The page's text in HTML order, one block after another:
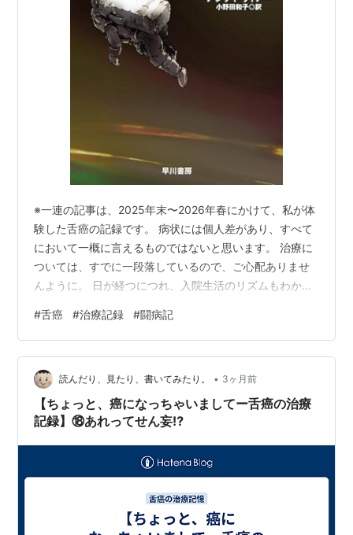
※一連の記事は、2025年末〜2026年春にかけて、私が体
験した舌癌の記録です。 病状には個人差があり、すべて
において一概に言えるものではないと思います。 治療に
ついては、すでに一段落しているので、ご心配ありませ
んように。 日が経つにつれ、入院生活のリズムもわかっ
＜1日のスケジュールは大体こんな感じ＞ 6時 検温、のあ
とまた少し寝る 7時 朝ごはん 9時 診察 病棟内をぐるぐる
散歩、屋上に上がってラジオ体操と発声練習 （以下、時
間がある時は本を読んだり映画を見る） 12時 お昼ご飯
13時 リハビリ 14時 口腔ケア 15時 面会 17時…
#舌癌 #治療記録 #闘病記
読んだり、見たり、書いてみたり。 • 3ヶ月前
【ちょっと、癌になっちゃいましてー舌癌の治療
記録】⑱あれってせん妄⁉︎